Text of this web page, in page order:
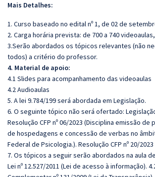
Mais Detalhes:
1. Curso baseado no edital nº 1, de 02 de
2. Carga horária prevista: de 700 a 740
3.Serão abordados os tópicos relevantes (não
todos) a critério do professor.
4. Material de apoio:
4.1 Slides para acompanhamento das videoaulas
4.2 Audioaulas
5. A lei 9.784/199 será abordada em Legislação.
6. O seguinte tópico não será ofertado:
Resolução CFP nº 06/2023 (Disciplina emissão
de hospedagens e concessão de verbas no
Federal de Psicologia.). Resolução CFP nº 20/
7. Os tópicos a seguir serão abordados na aula
Lei nº 12.527/2011 (Lei de acesso à informação).